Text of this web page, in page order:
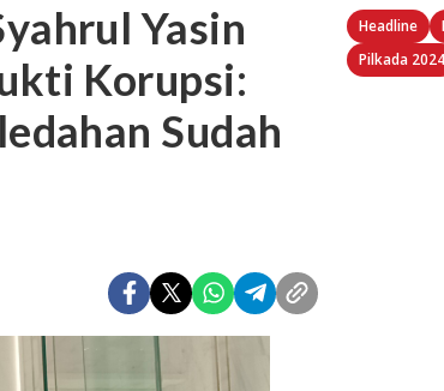
Yasin
Korupsi:
Sudah
Headline
Pilkada 2024